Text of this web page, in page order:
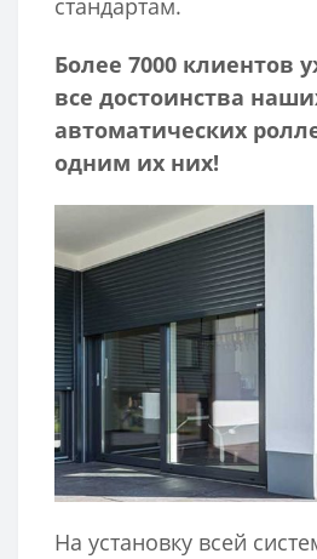
стандартам.
Более 7000 клиентов
все достоинства
автоматических
одним их них!
На установку всей